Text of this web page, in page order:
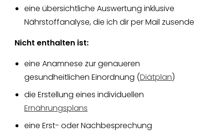
eine übersichtliche Auswertung inklusive
Nährstoffanalyse, die ich dir per Mail zusende
Nicht enthalten ist:
eine Anamnese zur genaueren
gesundheitlichen Einordnung (Diätplan)
die Erstellung eines individuellen
Ernährungsplans
eine Erst- oder Nachbesprechung